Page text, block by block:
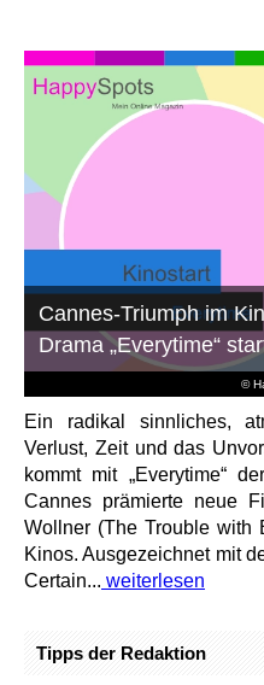
©
Cannes-Triumph im
Drama „Everytime“
Ein radikal sinnliches,
Verlust, Zeit und das
kommt mit „Everytime“
Cannes prämierte neue
Wollner (The Trouble with
Kinos. Ausgezeichnet mit
Certain... weiterlesen
Tipps der Redaktion